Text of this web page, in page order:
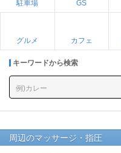
駐車場 GS
グルメ カフェ
キーワードから検索
周辺のマッサージ・指圧